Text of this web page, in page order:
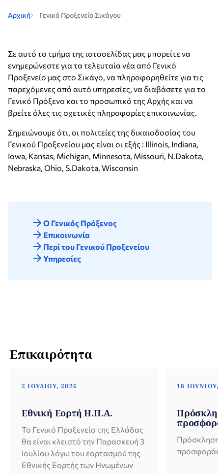
Αρχική Γενικό Προξενείο Σικάγου
Σε αυτό το τμήμα της ιστοσελίδας μας μπορείτε να
ενημερώνεστε για τα τελευταία νέα από Γενικό
Προξενείο μας στο Σικάγο, να πληροφορηθείτε για τις
παρεχόμενες από αυτό υπηρεσίες, να διαβάσετε για το
Γενικό Πρόξενο και το προσωπικό της Αρχής και να
βρείτε όλες τις σχετικές πληροφορίες επικοινωνίας.
Σημειώνουμε ότι, οι πολιτείες της δικαιοδοσίας του
Γενικού Προξενείου μας είναι οι εξής : Illinois, Indiana,
Iowa, Kansas, Michigan, Minnesota, Missouri, N.Dakota,
Nebraska, Ohio, S.Dakota, Wisconsin
O Γενικός Πρόξενος
Επικοινωνία
Περί του Γενικού Προξενείου
Υπηρεσίες
Επικαιρότητα
2 ΙΟΥΛΊΟΥ, 2026
Εθνική Εορτή Η.Π.Α.
Το Γενικό Προξενείο της Ελλάδας
θα είναι κλειστό την Παρασκευή 3
Ιουλίου λόγω του εορτασμού της
Εθνικής Εορτής των Ηνωμένων
18
προσφοράς